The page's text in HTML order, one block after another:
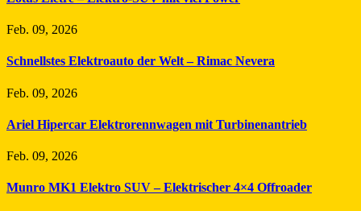
Feb. 09, 2026
Schnellstes Elektroauto der Welt – Rimac Nevera
Feb. 09, 2026
Ariel Hipercar Elektrorennwagen mit Turbinenantrieb
Feb. 09, 2026
Munro MK1 Elektro SUV – Elektrischer 4×4 Offroader